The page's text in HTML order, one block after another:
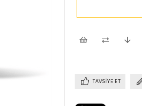
TAVSIYE ET